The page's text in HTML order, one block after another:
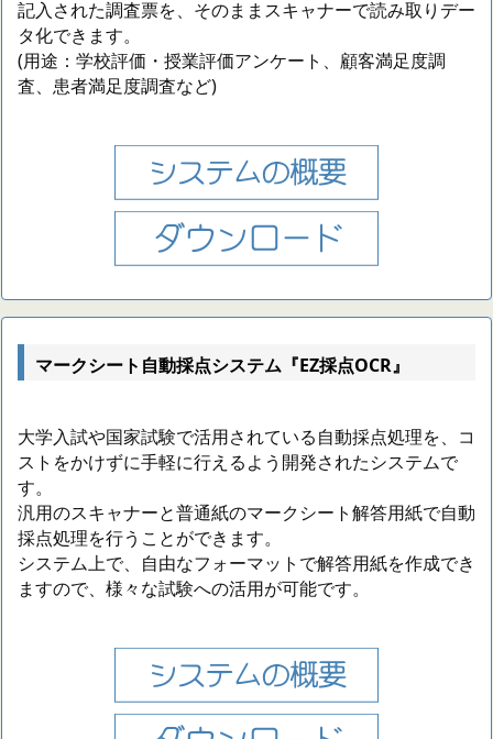
記入された調査票を、そのままスキャナーで読み取りデー
タ化できます。
(用途：学校評価・授業評価アンケート、顧客満足度調
査、患者満足度調査など)
マークシート自動採点システム『EZ採点OCR』
大学入試や国家試験で活用されている自動採点処理を、コ
ストをかけずに手軽に行えるよう開発されたシステムで
す。
汎用のスキャナーと普通紙のマークシート解答用紙で自動
採点処理を行うことができます。
システム上で、自由なフォーマットで解答用紙を作成でき
ますので、様々な試験への活用が可能です。